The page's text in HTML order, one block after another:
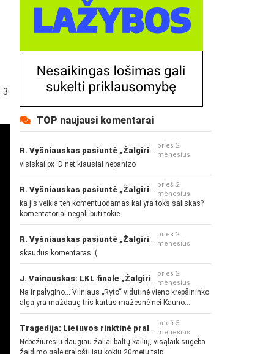
3
TOP naujausi komentarai
R. Vyšniauskas pasiuntė „Žalgirio“ ir kitų klubų fanus prieš 2
mėnesius
visiskai px :D net kiausiai nepanizo
R. Vyšniauskas pasiuntė „Žalgirio“ ir kitų klubų fanus prieš 2
mėnesius
ka jis veikia ten komentuodamas kai yra toks saliskas?
komentatoriai negali buti tokie
R. Vyšniauskas pasiuntė „Žalgirio“ ir kitų klubų fanus prieš 2
mėnesius
skaudus komentaras :(
J. Vainauskas: LKL finale „Žalgiris“ norės pažeminti „Rytą“ prieš 2
mėnesius
Na ir palygino... Vilniaus „Ryto“ vidutinė vieno krepšininko
alga yra maždaug tris kartus mažesnė nei Kauno
„Žalgirio“... Mokama už sugebėjimus... Nėra pinigų - nėra
gerų žaidėjų...
Tragedija: Lietuvos rinktinė pralaimėjo Islandijai prieš 5
mėnesius
Nebežiūrėsiu daugiau žaliai baltų kailių, visąlaik sugeba